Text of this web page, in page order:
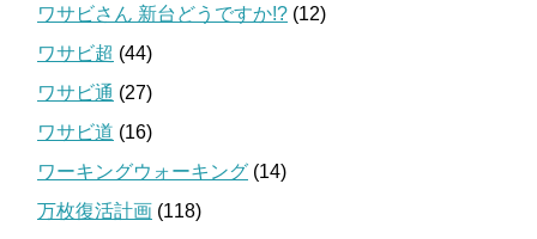
ワサビさん 新台どうですか!? (12)
ワサビ超 (44)
ワサビ通 (27)
ワサビ道 (16)
ワーキングウォーキング (14)
万枚復活計画 (118)